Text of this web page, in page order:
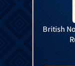
British